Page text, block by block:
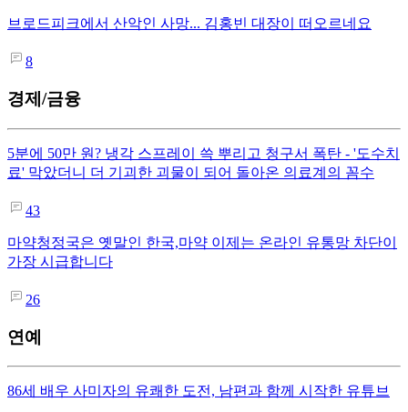
브로드피크에서 산악인 사망... 김홍빈 대장이 떠오르네요
8
경제/금융
5분에 50만 원? 냉각 스프레이 쓱 뿌리고 청구서 폭탄 - '도수치
료' 막았더니 더 기괴한 괴물이 되어 돌아온 의료계의 꼼수
43
마약청정국은 옛말인 한국,마약 이제는 온라인 유통망 차단이
가장 시급합니다
26
연예
86세 배우 사미자의 유쾌한 도전, 남편과 함께 시작한 유튜브